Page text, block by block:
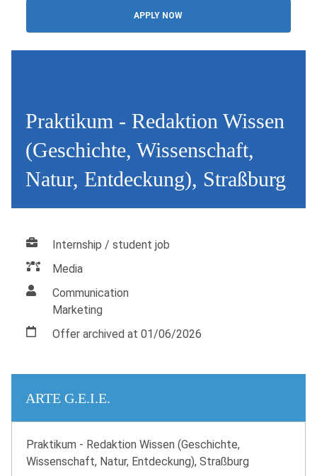
APPLY NOW
Praktikum - Redaktion Wissen
(Geschichte, Wissenschaft,
Natur, Entdeckung), Straßburg
Internship / student job
Media
Communication
Marketing
Offer archived at 01/06/2026
ARTE G.E.I.E.
Praktikum - Redaktion Wissen (Geschichte,
Wissenschaft, Natur, Entdeckung), Straßburg